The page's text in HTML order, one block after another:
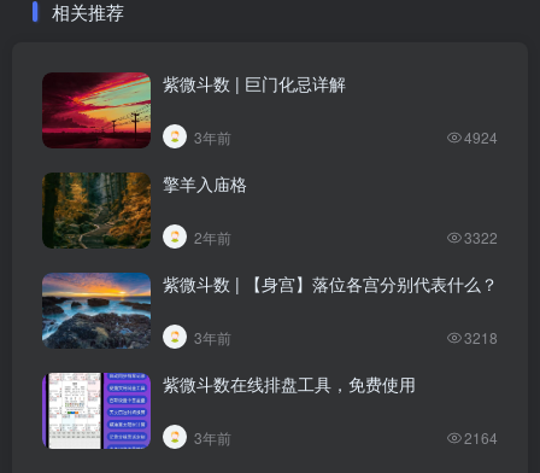
相关推荐
紫微斗数 | 巨门化忌详解
3年前 4924
擎羊入庙格
2年前 3322
紫微斗数 | 【身宫】落位各宫分别代表什么？
3年前 3218
紫微斗数在线排盘工具，免费使用
3年前 2164